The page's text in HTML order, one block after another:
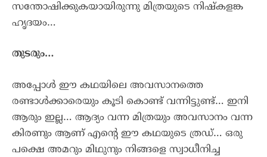
സന്തോഷിക്കുകയായിരുന്നു മിത്രയുടെ നിഷ്കളങ്ക
ഹൃദയം…
തുടരും…
അപ്പോൾ ഈ കഥയിലെ അവസാനത്തെ
രണ്ടാൾക്കാരെയും കൂടി കൊണ്ട് വന്നിട്ടുണ്ട്… ഇനി
ആരും ഇല്ല… ആദ്യം വന്ന മിത്രയും അവസാനം വന്ന
കിരണും ആണ് എന്റെ ഈ കഥയുടെ ത്രഡ്… ഒരു
പക്ഷെ അമറും മിഥുനും നിങ്ങളെ സ്വാധീനിച്ച